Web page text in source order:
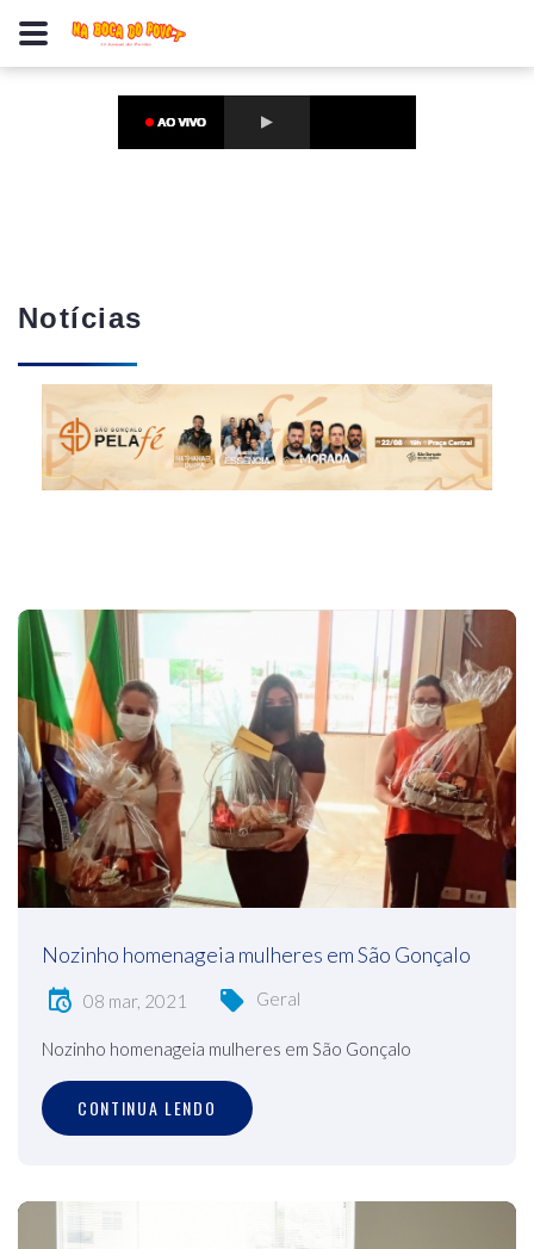
Notícias
Nozinho homenageia mulheres em São Gonçalo
08 mar, 2021 Geral
Nozinho homenageia mulheres em São Gonçalo
CONTINUA LENDO